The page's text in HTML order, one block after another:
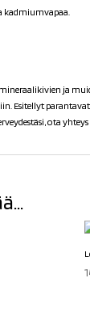
kadmiumvapaa.
ja
Esitellyt
ota